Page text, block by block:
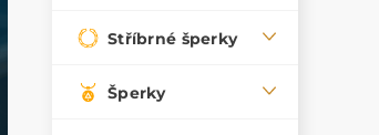
Stříbrné šperky
Šperky